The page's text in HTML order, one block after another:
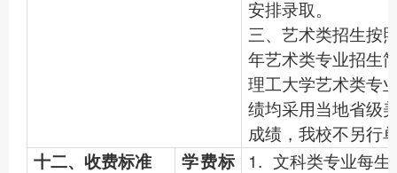
安排录取。
三、艺术类招生按
年艺术类专业招生
理工大学艺术类专
绩均采用当地省级
成绩，我校不另行
十二、收费标准
学费标
1.
文科类专业每生